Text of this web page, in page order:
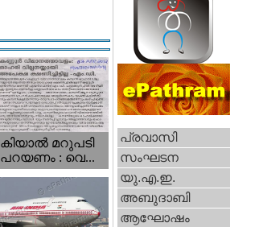
കിയാല്‍ മറുപടി
പറയണം : വെ...
പ്രവാസി
സംഘടന
യു.എ.ഇ.
അബുദാബി
ആഘോഷം